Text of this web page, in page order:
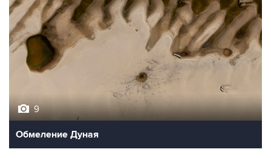
9
Обмеление Дуная